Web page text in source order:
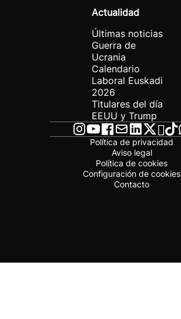
Actualidad
Últimas noticias
Guerra de
Ucrania
Calendario
Laboral Euskadi
2026
Titulares del día
EEUU y Trump
Política de privacidad
Aviso legal
Política de cookies
Configuración de cookies
Contacto